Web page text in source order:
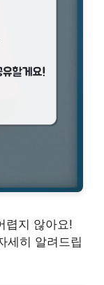
렵지 않아요!
세히 알려드립